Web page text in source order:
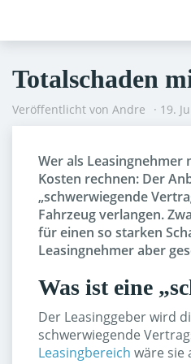
main
Totalschaden
Veröffentlicht von Andre 19.
Wer als
Kosten rechnen: Der
„schwerwiegende
Fahrzeug verlangen.
für einen so starken
Leasingnehmer aber
Was ist eine
Der Leasinggeber wird
schwerwiegende
Leasingbereich wäre sie